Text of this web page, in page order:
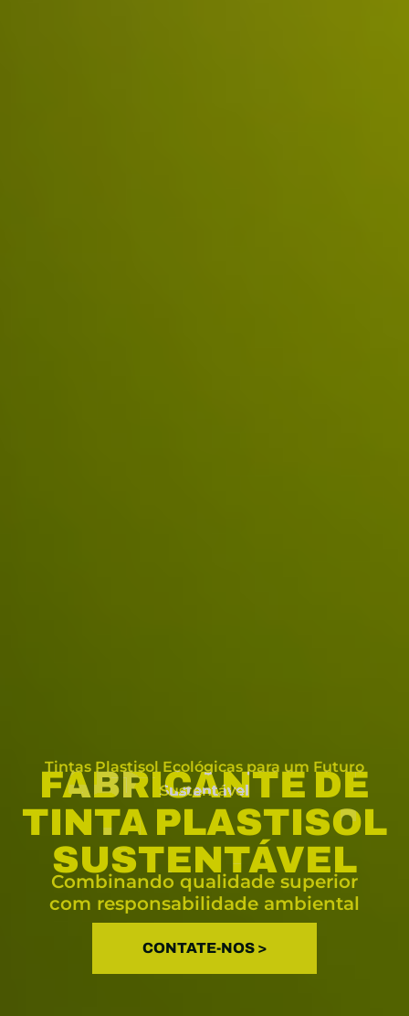
Tintas Plastisol Ecológicas para um Futuro
Sustentável
FABRICANTE DE
TINTA PLASTISOL
SUSTENTÁVEL
Combinando qualidade superior
com responsabilidade ambiental
CONTATE-NOS >